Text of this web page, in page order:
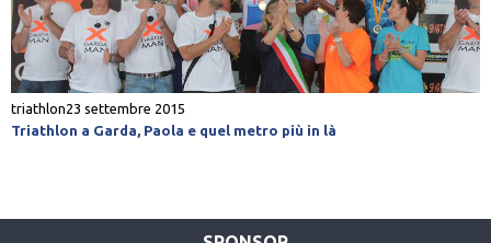
triathlon23 settembre 2015
Triathlon a Garda, Paola e quel metro più in là